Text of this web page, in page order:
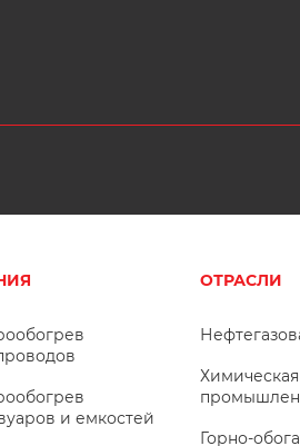
и емкостей
ОТРАСЛИ
Химическая
Горно-